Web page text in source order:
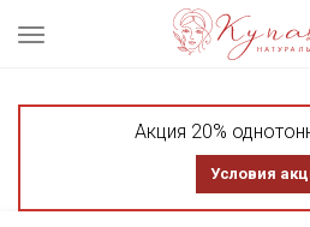
Акция 20%
Условия